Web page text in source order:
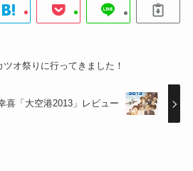
オ祭りに行ってきました！
喜「大空港2013」レビュー